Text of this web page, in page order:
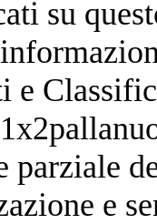
su
e
parziale
e